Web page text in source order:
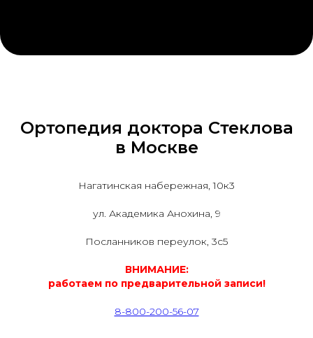
Ортопедия доктора Стеклова
в Москве
Нагатинская набережная, 10к3
ул. Академика Анохина, 9
Посланников переулок, 3с5
ВНИМАНИЕ:
работаем по предварительной записи!
8-800-200-56-07